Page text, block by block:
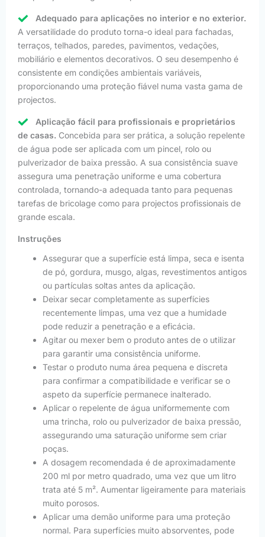
Adequado para aplicações no interior e no exterior.
A versatilidade do produto torna-o ideal para fachadas,
terraços, telhados, paredes, pavimentos, vedações,
mobiliário e elementos decorativos. O seu desempenho é
consistente em condições ambientais variáveis,
proporcionando uma proteção fiável numa vasta gama de
projectos.
Aplicação fácil para profissionais e proprietários
de casas. Concebida para ser prática, a solução repelente
de água pode ser aplicada com um pincel, rolo ou
pulverizador de baixa pressão. A sua consistência suave
assegura uma penetração uniforme e uma cobertura
controlada, tornando-a adequada tanto para pequenas
tarefas de bricolage como para projectos profissionais de
grande escala.
Instruções
Assegurar que a superfície está limpa, seca e isenta
de pó, gordura, musgo, algas, revestimentos antigos
ou partículas soltas antes da aplicação.
Deixar secar completamente as superfícies
recentemente limpas, uma vez que a humidade
pode reduzir a penetração e a eficácia.
Agitar ou mexer bem o produto antes de o utilizar
para garantir uma consistência uniforme.
Testar o produto numa área pequena e discreta
para confirmar a compatibilidade e verificar se o
aspeto da superfície permanece inalterado.
Aplicar o repelente de água uniformemente com
uma trincha, rolo ou pulverizador de baixa pressão,
assegurando uma saturação uniforme sem criar
poças.
A dosagem recomendada é de aproximadamente
200 ml por metro quadrado, uma vez que um litro
trata até 5 m². Aumentar ligeiramente para materiais
muito porosos.
Aplicar uma demão uniforme para uma proteção
normal. Para superfícies muito absorventes, pode